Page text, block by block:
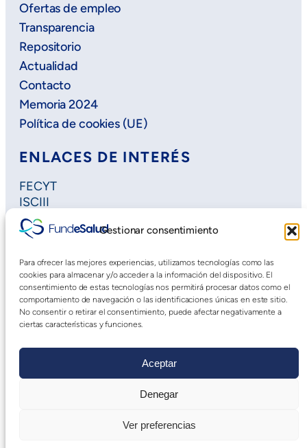
Gestionar consentimiento
Para ofrecer las mejores experiencias, utilizamos tecnologías como las
cookies para almacenar y/o acceder a la información del dispositivo. El
consentimiento de estas tecnologías nos permitirá procesar datos como el
comportamiento de navegación o las identificaciones únicas en este sitio.
No consentir o retirar el consentimiento, puede afectar negativamente a
ciertas características y funciones.
Aceptar
Denegar
Ver preferencias
Ofertas de empleo
Transparencia
Repositorio
Actualidad
Contacto
Memoria 2024
Política de cookies (UE)
ENLACES DE INTERÉS
FECYT
ISCIII
Horizon Europe
Plan Regional de Investigación
Saludteca
Cursos DOE
Declaración de Accesibilidad